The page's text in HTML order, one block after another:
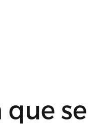
que se